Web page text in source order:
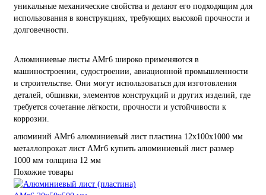
уникальные механические свойства и делают его подходящим для
использования в конструкциях, требующих высокой прочности и
долговечности.
Алюминиевые листы АМг6 широко применяются в
машиностроении, судостроении, авиационной промышленности
и строительстве. Они могут использоваться для изготовления
деталей, обшивки, элементов конструкций и других изделий, где
требуется сочетание лёгкости, прочности и устойчивости к
коррозии.
алюминий АМг6 алюминиевый лист пластина 12х100х1000 мм
металлопрокат лист АМг6 купить алюминиевый лист размер
1000 мм толщина 12 мм
Похожие товары